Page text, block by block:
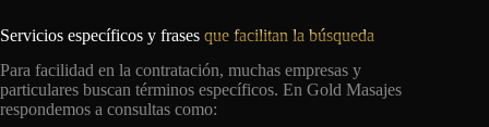
Servicios específicos y frases que facilitan la búsqueda
Para facilidad en la contratación, muchas empresas y
particulares buscan términos específicos. En Gold Masajes
respondemos a consultas como: